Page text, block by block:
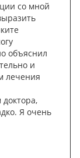
со мной
объяснил
и
лечения
Я очень